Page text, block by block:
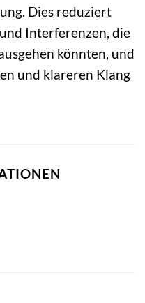
Dies reduziert
Interferenzen, die
könnten, und
und klareren Klang